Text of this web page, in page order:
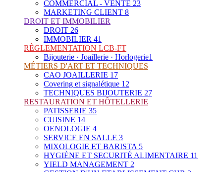
COMMERCIAL - VENTE 23
MARKETING CLIENT 8
DROIT ET IMMOBILIER
DROIT 26
IMMOBILIER 41
RÈGLEMENTATION LCB-FT
Bijouterie · Joaillerie · Horlogerie1
MÉTIERS D'ART ET TECHNIQUES
CAO JOAILLERIE 17
Covering et signalétique 12
TECHNIQUES BIJOUTERIE 27
RESTAURATION ET HÔTELLERIE
PATISSERIE 35
CUISINE 14
OENOLOGIE 4
SERVICE EN SALLE 3
MIXOLOGIE ET BARISTA 5
HYGIÈNE ET SECURITÉ ALIMENTAIRE 11
YIELD MANAGEMENT 2